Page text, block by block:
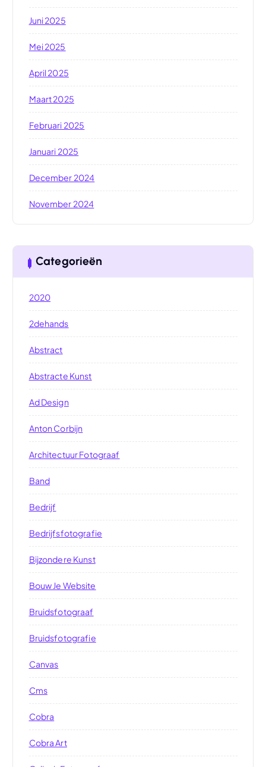
Juni 2025
Mei 2025
April 2025
Maart 2025
Februari 2025
Januari 2025
December 2024
November 2024
Categorieën
2020
2dehands
Abstract
Abstracte Kunst
Ad Design
Anton Corbijn
Architectuur Fotograaf
Band
Bedrijf
Bedrijfsfotografie
Bijzondere Kunst
Bouw Je Website
Bruidsfotograaf
Bruidsfotografie
Canvas
Cms
Cobra
Cobra Art